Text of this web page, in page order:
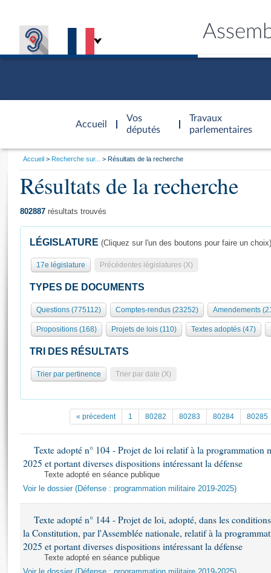
Accueil
d'accueil
Vos
députés
Travaux
parlementaires
Présidence
577 députés
Groupes politiques
Séance publique
Commissions et autres organes
Europe et International
Pétitions
Projets de loi
Propositions de loi
Amendements
Textes adoptés
Rapports d'information
Rapports d'enquête
Rapports législatifs
Général
Rôle et pouvoirs de l'Assemblée
Organisation de l'Assemblée
Présidence Conférence des Présidents Bureau Collège des
Statistiques et chiffres clés
Documents de référence
( Constitution | Règlement de l'Assemblée ... )
Histoire
Juniors
Liens vers les sites publics
Visiter l'Assemblée
Visite virtuelle du palais Bourbon
Assister à une séance
La Bibliothèque
Contacts et plan d'accès
Photos libres de droit
Vous
Accueil Recherche sur... Résultats de la recherche
Résultats de la recherche
802887 résultats trouvés
LÉGISLATURE (Cliquez sur l'un des boutons pour faire un choix)
17e législature Précédentes législatures (X)
TYPES DE DOCUMENTS
Questions (775112) Comptes-rendus (23252) Amendements
Propositions (168) Projets de lois (110) Textes adoptés (47)
TRI DES RÉSULTATS
Trier par pertinence Trier par date (X)
« précedent 1 80282 80283 80284 80285
Texte adopté n° 104 - Projet de loi relatif à la programmation
2025 et portant diverses dispositions intéressant la défense
Texte adopté en séance publique
Voir le dossier (Défense : programmation militaire 2019-2025)
Texte adopté n° 144 - Projet de loi, adopté, dans les
la Constitution, par l'Assemblée nationale, relatif à la
2025 et portant diverses dispositions intéressant la défense
Texte adopté en séance publique